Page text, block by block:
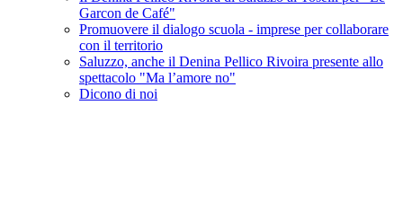
Garcon de Café"
Promuovere il dialogo scuola - imprese per collaborare
con il territorio
Saluzzo, anche il Denina Pellico Rivoira presente allo
spettacolo "Ma l’amore no"
Dicono di noi